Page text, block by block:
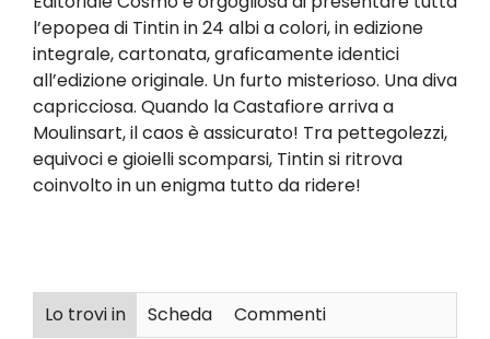
l’epopea di Tintin in 24 albi a colori, in edizione
integrale, cartonata, graficamente identici
all’edizione originale. Un furto misterioso. Una diva
capricciosa. Quando la Castafiore arriva a
Moulinsart, il caos è assicurato! Tra pettegolezzi,
equivoci e gioielli scomparsi, Tintin si ritrova
coinvolto in un enigma tutto da ridere!
Lo trovi in Scheda Commenti